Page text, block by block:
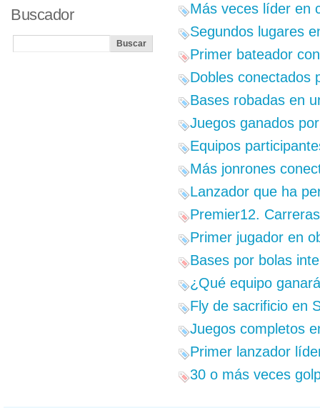
Más veces líder en
Segundos lugares
Primer bateador
Dobles conectados
Bases robadas en
Juegos ganados
Equipos
Más jonrones
Lanzador que ha
Premier12.
Primer jugador en
Bases por bolas
¿Qué equipo
Fly de sacrificio en
Juegos completos
Primer lanzador
30 o más veces
Buscador